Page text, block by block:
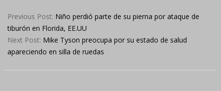
08-
17
Previous Post: Niño perdió parte de su pierna por ataque de
tiburón en Florida, EE.UU
Next Post: Mike Tyson preocupa por su estado de salud
apareciendo en silla de ruedas